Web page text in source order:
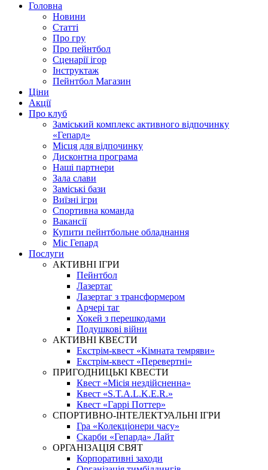
Головна
Новини
Статті
Про гру
Про пейнтбол
Сценарії ігор
Інструктаж
Пейнтбол Магазин
Ціни
Акції
Про клуб
Заміський комплекс активного відпочинку
«Гепард»
Місця для відпочинку
Дисконтна програма
Наші партнери
Зала слави
Заміські бази
Виїзні ігри
Спортивна команда
Вакансії
Купити пейнтбольне обладнання
Міс Гепард
Послуги
АКТИВНІ ІГРИ
Пейнтбол
Лазертаг
Лазертаг з трансформером
Арчері таг
Хокей з перешкодами
Подушкові війни
АКТИВНІ КВЕСТИ
Екстрім-квест «Кімната темряви»
Екстрім-квест «Перевертні»
ПРИГОДНИЦЬКІ КВЕСТИ
Квест «Місія нездійсненна»
Квест «S.T.A.L.K.E.R.»
Квест «Гаррі Поттер»
СПОРТИВНО-ІНТЕЛЕКТУАЛЬНІ ІГРИ
Гра «Колекціонери часу»
Скарби «Гепарда» Лайт
ОРГАНІЗАЦІЯ СВЯТ
Корпоративні заходи